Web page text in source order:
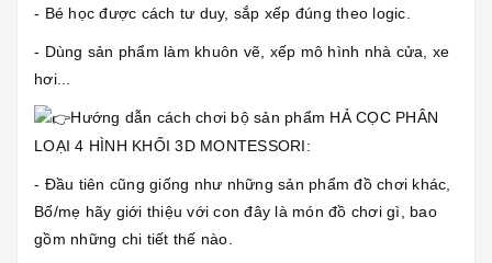
- Bé học được cách tư duy, sắp xếp đúng theo logic.
- Dùng sản phẩm làm khuôn vẽ, xếp mô hình nhà cửa, xe
hơi...
Hướng dẫn cách chơi bộ sản phẩm HẢ CỌC PHÂN
LOẠI 4 HÌNH KHỐI 3D MONTESSORI:
- Đầu tiên cũng giống như những sản phẩm đồ chơi khác,
Bố/mẹ hãy giới thiệu với con đây là món đồ chơi gì, bao
gồm những chi tiết thế nào.